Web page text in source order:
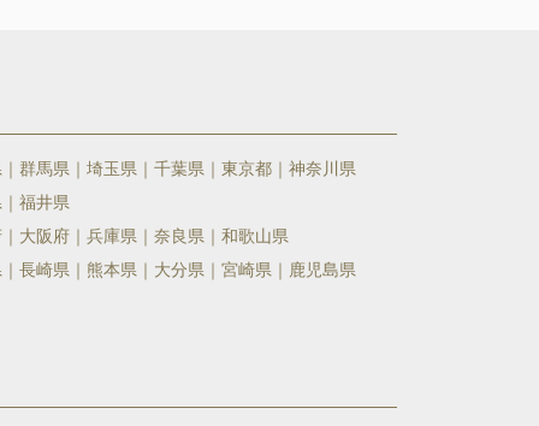
群馬県 埼玉県 千葉県 東京都
神奈川県
福井県
大阪府 兵庫県 奈良県
和歌山県
長崎県 熊本県 大分県 宮崎県 鹿児島県